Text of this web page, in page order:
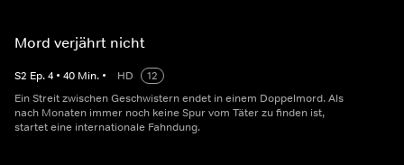
Mord verjährt nicht
S2 Ep.4 • 40 Min. • HD
12
Ein Streit zwischen Geschwistern endet in einem Doppelmord. Als
nach Monaten immer noch keine Spur vom Täter zu finden ist,
startet eine internationale Fahndung.